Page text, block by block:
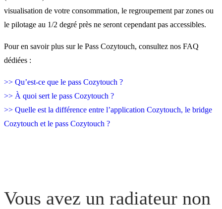
visualisation de votre consommation, le regroupement par zones ou
le pilotage au 1/2 degré près ne seront cependant pas accessibles.
Pour en savoir plus sur le Pass Cozytouch, consultez nos FAQ
dédiées :
>> Qu’est-ce que le pass Cozytouch ?
>> À quoi sert le pass Cozytouch ?
>> Quelle est la différence entre l’application Cozytouch, le bridge
Cozytouch et le pass Cozytouch ?
Vous avez un radiateur non